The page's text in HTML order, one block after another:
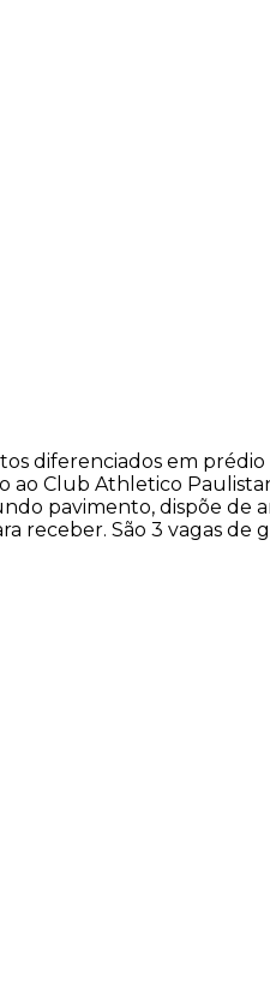
diferenciados em
ao Club Athletico
pavimento, dispõe de
receber. São 3 vagas